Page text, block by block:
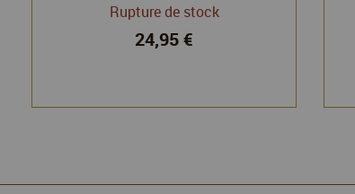
Rupture de stock
24,95 €